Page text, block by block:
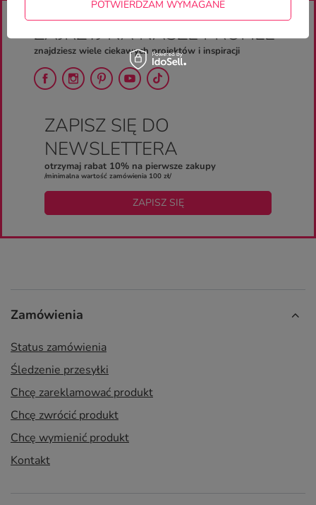
ZAJRZYJ NA NASZE PROFILE
znajdziesz wiele ciekawych projektów i inspiracji
ZAPISZ SIĘ DO
NEWSLETTERA
otrzymaj rabat 10% na pierwsze zakupy
/minimalna wartość zamówienia 100 zł/
ZAPISZ SIĘ
Zamówienia
Status zamówienia
Śledzenie przesyłki
Chcę zareklamować produkt
Chcę zwrócić produkt
Chcę wymienić produkt
Kontakt
POTWIERDZAM WYMAGANE